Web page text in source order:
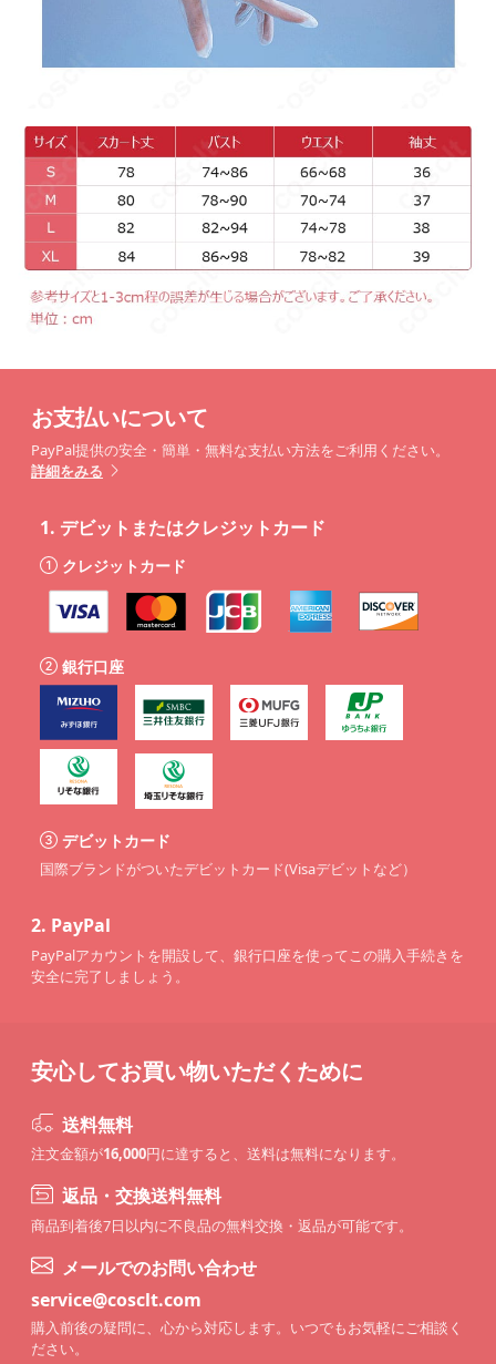
お支払いについて
PayPal提供の安全・簡単・無料な支払い方法をご利用ください。
詳細をみる
1. デビットまたはクレジットカード
クレジットカード
銀行口座
デビットカード
国際ブランドがついたデビットカード(Visaデビットなど）
2. PayPal
PayPalアカウントを開設して、銀行口座を使ってこの購入手続きを
安全に完了しましょう。
安心してお買い物いただくために
送料無料
注文金額が16,000円に達すると、送料は無料になります。
返品・交換送料無料
商品到着後7日以内に不良品の無料交換・返品が可能です。
メールでのお問い合わせ
service@cosclt.com
購入前後の疑問に、心から対応します。いつでもお気軽にご相談く
ださい。